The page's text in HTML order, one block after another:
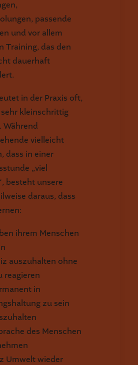
passende
und vor allem
Training, das den
dauerhaft
in der Praxis oft,
kleinschrittig
Während
vielleicht
dass in einer
„viel
besteht unsere
daraus, dass
ihrem Menschen
auszuhalten ohne
reagieren
in
zu sein
des Menschen
Umwelt wieder